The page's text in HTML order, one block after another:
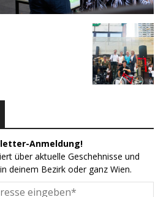
Anmeldung!
über aktuelle Geschehnisse und
deinem Bezirk oder ganz Wien.